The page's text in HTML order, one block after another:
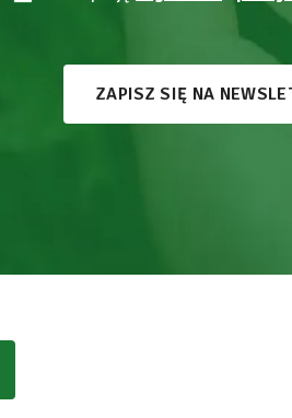
ZAPISZ SIĘ NA